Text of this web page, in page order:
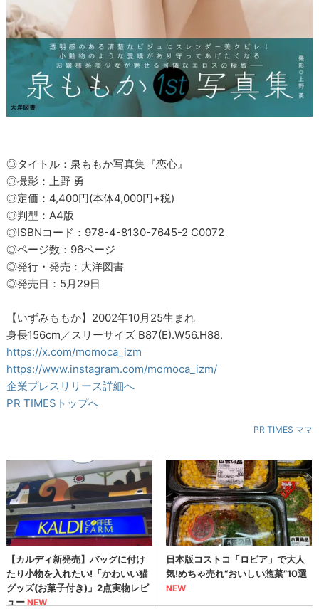
◎タイトル：泉ももか写真集『恋心』
◎撮影：上野 勇
◎定価：4,400円(本体4,000円+税)
◎判型：A4版
◎ISBNコード：978-4-8130-7645-2 C0072
◎ページ数：96ページ
◎発行・発売：大洋図書
◎発売日：5月29日
【いずみももか】2002年10月25生まれ
身長156cm／スリーサイズ B87(E).W56.H88.
https://x.com/momoca_izm
https://www.instagram.com/momoca_izm/
企業プレスリリース詳細へ
PR TIMESトップへ
PR TIMES ママ